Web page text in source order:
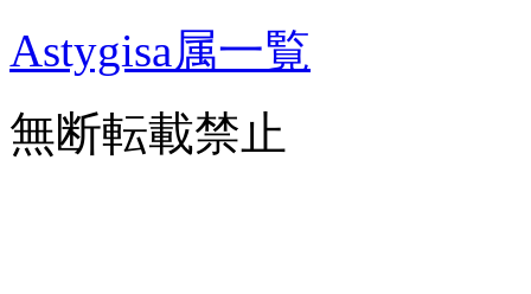
Astygisa属一覧
無断転載禁止